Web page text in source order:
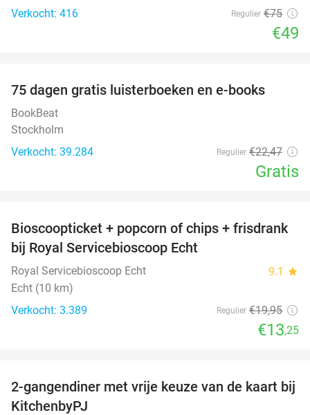
Verkocht: 416
Regulier €75
€49
75 dagen gratis luisterboeken en e-books
BookBeat
Stockholm
Verkocht: 39.284
Regulier €22,47
Gratis
34%
Bioscoopticket + popcorn of chips + frisdrank
bij Royal Servicebioscoop Echt
Royal Servicebioscoop Echt 9.1 star
Echt (10 km)
Verkocht: 3.389
Regulier €19,95
€13,25
23%
2-gangendiner met vrije keuze van de kaart bij
KitchenbyPJ